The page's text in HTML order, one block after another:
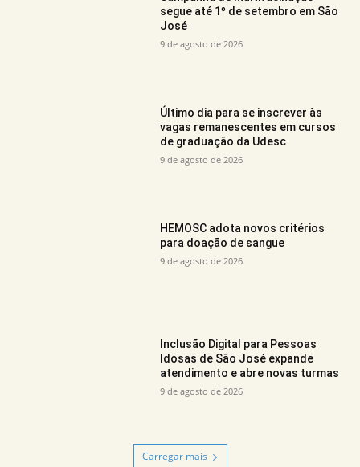
segue até 1º de setembro em São
José
9 de agosto de 2026
Último dia para se inscrever às
vagas remanescentes em cursos
de graduação da Udesc
9 de agosto de 2026
HEMOSC adota novos critérios
para doação de sangue
9 de agosto de 2026
Inclusão Digital para Pessoas
Idosas de São José expande
atendimento e abre novas turmas
9 de agosto de 2026
Carregar mais